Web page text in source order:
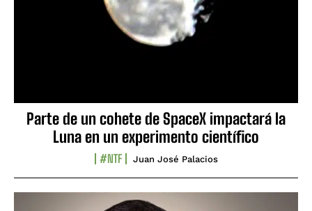
Parte de un cohete de SpaceX impactará la
Luna en un experimento científico
#NTF Juan José Palacios